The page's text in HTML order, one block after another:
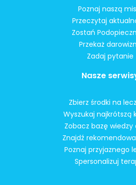
Poznaj naszą
Przeczytaj
Zostań
Przekaż
Zadaj pytanie
Nasze
Zbierz środki na
Wyszukaj najkrótszą
Zobacz bazę wiedzy
Znajdź
Poznaj przyjaznego
Spersonalizuj